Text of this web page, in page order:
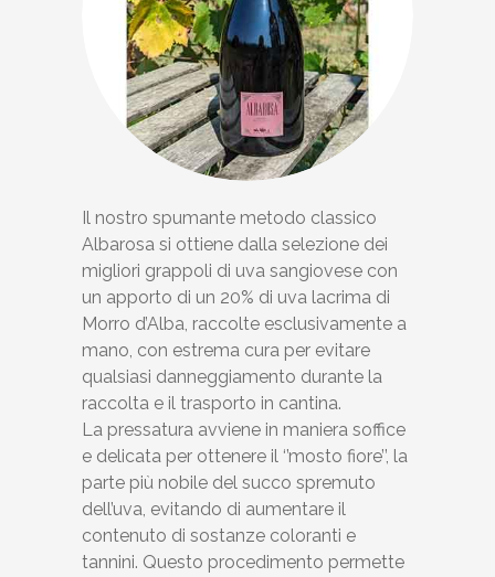
Il nostro spumante metodo classico
Albarosa si ottiene dalla selezione dei
migliori grappoli di uva sangiovese con
un apporto di un 20% di uva lacrima di
Morro d’Alba, raccolte esclusivamente a
mano, con estrema cura per evitare
qualsiasi danneggiamento durante la
raccolta e il trasporto in cantina.
La pressatura avviene in maniera soffice
e delicata per ottenere il ‘’mosto fiore’’, la
parte più nobile del succo spremuto
dell’uva, evitando di aumentare il
contenuto di sostanze coloranti e
tannini. Questo procedimento permette